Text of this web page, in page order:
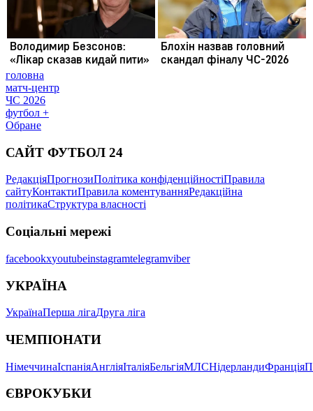
головна
матч-центр
ЧС 2026
футбол +
Обране
САЙТ ФУТБОЛ 24
РедакціяПрогнозиПолітика конфіденційностіПравила
сайтуКонтактиПравила коментуванняРедакційна
політикаСтруктура власності
Соціальні мережі
facebookxyoutubeinstagramtelegramviber
УКРАЇНА
УкраїнаПерша лігаДруга ліга
ЧЕМПІОНАТИ
НімеччинаІспаніяАнгліяІталіяБельгіяМЛСНідерландиФранція
ЄВРОКУБКИ